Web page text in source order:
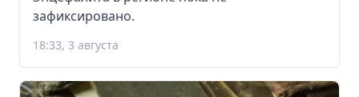
зафиксировано.
18:33, 3 августа